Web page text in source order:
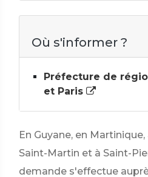
Où s'informer ?
Préfecture de
et Paris
En Guyane, en
Saint-Martin et à Saint-
demande s'effectue